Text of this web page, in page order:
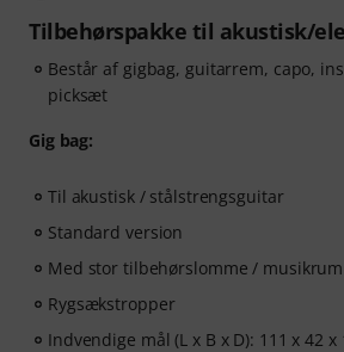
Tilbehørspakke til akustisk/
Består af gigbag, guitarrem, capo,
picksæt
Gig bag:
Til akustisk / stålstrengsguitar
Standard version
Med stor tilbehørslomme / musikrum
Rygsækstropper
Indvendige mål (L x B x D): 111 x 42 x